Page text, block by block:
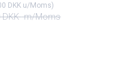
DKK u/Moms)
DKKm/Moms